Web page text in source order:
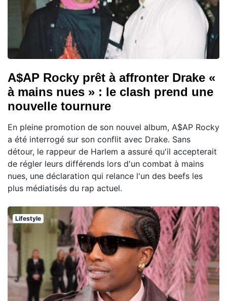
A$AP Rocky prêt à affronter Drake «
à mains nues » : le clash prend une
nouvelle tournure
En pleine promotion de son nouvel album, A$AP Rocky
a été interrogé sur son conflit avec Drake. Sans
détour, le rappeur de Harlem a assuré qu'il accepterait
de régler leurs différends lors d'un combat à mains
nues, une déclaration qui relance l'un des beefs les
plus médiatisés du rap actuel.
Lifestyle